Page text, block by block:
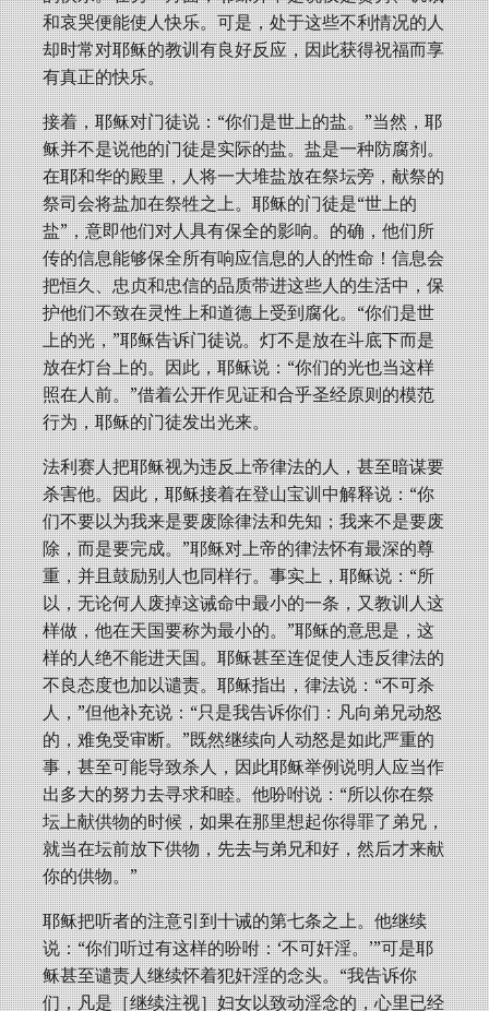
和哀哭便能使人快乐。可是，处于这些不利情况的人
却时常对耶稣的教训有良好反应，因此获得祝福而享
有真正的快乐。
接着，耶稣对门徒说：“你们是世上的盐。”当然，耶
稣并不是说他的门徒是实际的盐。盐是一种防腐剂。
在耶和华的殿里，人将一大堆盐放在祭坛旁，献祭的
祭司会将盐加在祭牲之上。耶稣的门徒是“世上的
盐”，意即他们对人具有保全的影响。的确，他们所
传的信息能够保全所有响应信息的人的性命！信息会
把恒久、忠贞和忠信的品质带进这些人的生活中，保
护他们不致在灵性上和道德上受到腐化。“你们是世
上的光，”耶稣告诉门徒说。灯不是放在斗底下而是
放在灯台上的。因此，耶稣说：“你们的光也当这样
照在人前。”借着公开作见证和合乎圣经原则的模范
行为，耶稣的门徒发出光来。
法利赛人把耶稣视为违反上帝律法的人，甚至暗谋要
杀害他。因此，耶稣接着在登山宝训中解释说：“你
们不要以为我来是要废除律法和先知；我来不是要废
除，而是要完成。”耶稣对上帝的律法怀有最深的尊
重，并且鼓励别人也同样行。事实上，耶稣说：“所
以，无论何人废掉这诫命中最小的一条，又教训人这
样做，他在天国要称为最小的。”耶稣的意思是，这
样的人绝不能进天国。耶稣甚至连促使人违反律法的
不良态度也加以谴责。耶稣指出，律法说：“不可杀
人，”但他补充说：“只是我告诉你们：凡向弟兄动怒
的，难免受审断。”既然继续向人动怒是如此严重的
事，甚至可能导致杀人，因此耶稣举例说明人应当作
出多大的努力去寻求和睦。他吩咐说：“所以你在祭
坛上献供物的时候，如果在那里想起你得罪了弟兄，
就当在坛前放下供物，先去与弟兄和好，然后才来献
你的供物。”
耶稣把听者的注意引到十诫的第七条之上。他继续
说：“你们听过有这样的吩咐：‘不可奸淫。’”可是耶
稣甚至谴责人继续怀着犯奸淫的念头。“我告诉你
们，凡是［继续注视］妇女以致动淫念的，心里已经